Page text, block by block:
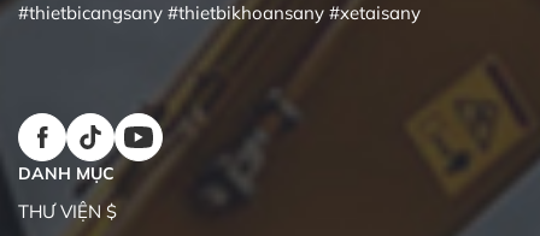
#thietbicangsany #thietbikhoansany #xetaisany
DANH MỤC
THƯ VIỆN $